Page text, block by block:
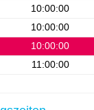
10:00:00
10:00:00
10:00:00
11:00:00